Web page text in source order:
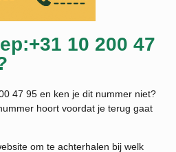
10 200 47
47 95 en ken je dit nummer niet?
hoort voordat je terug gaat
om te achterhalen bij welk